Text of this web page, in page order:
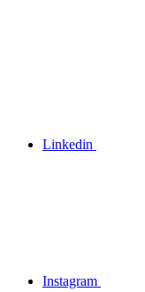
Linkedin
Instagram